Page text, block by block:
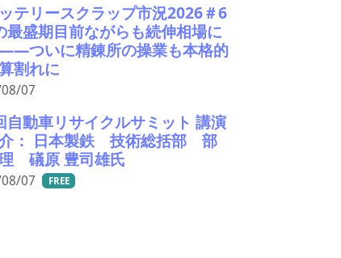
テリースクラップ市況2026＃6
最盛期目前ながらも続伸相場に
ついに精錬所の操業も本格的
割れに
07
自動車リサイクルサミット 講演
： 日本製鉄 技術総括部 部
礒原 豊司雄氏
07 FREE